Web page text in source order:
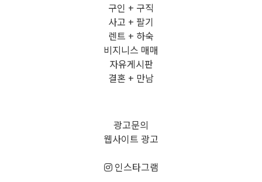
구인 + 구직
사고 + 팔기
렌트 + 하숙
비지니스 매매
자유게시판
결혼 + 만남
광고문의
웹사이트 광고
인스타그램